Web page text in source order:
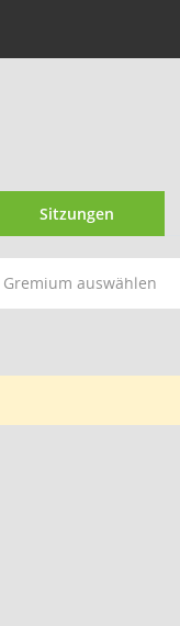
Sitzungen
Gremium auswählen